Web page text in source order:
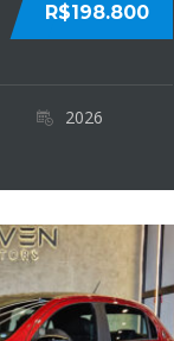
R$198.800
2026